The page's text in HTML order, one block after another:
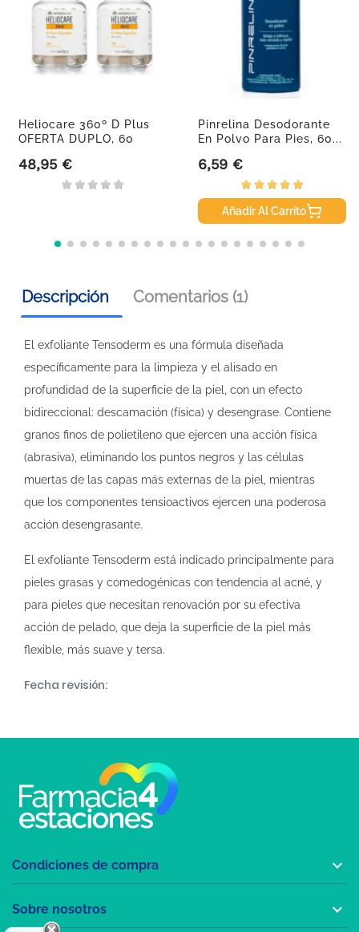
Heliocare 360º D Plus
OFERTA DUPLO, 60
Precio
48,95 €
Pinrelina Desodorante
En Polvo Para Pies, 60...
Precio
6,59 €
Añadir Al Carrito
Descripción Comentarios (1)
El exfoliante Tensoderm es una fórmula diseñada
específicamente para la limpieza y el alisado en
profundidad de la superficie de la piel, con un efecto
bidireccional: descamación (física) y desengrase. Contiene
granos finos de polietileno que ejercen una acción física
(abrasiva), eliminando los puntos negros y las células
muertas de las capas más externas de la piel, mientras
que los componentes tensioactivos ejercen una poderosa
acción desengrasante.
El exfoliante Tensoderm está indicado principalmente para
pieles grasas y comedogénicas con tendencia al acné, y
para pieles que necesitan renovación por su efectiva
acción de pelado, que deja la superficie de la piel más
flexible, más suave y tersa.
Fecha revisión:
Condiciones de compra 
Sobre nosotros 